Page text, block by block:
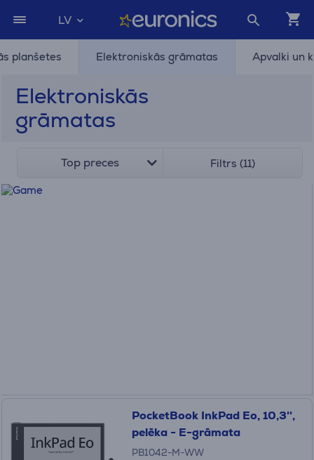
LV
planšetes Elektroniskās grāmatas Apvalki un
Elektroniskās
grāmatas
Top preces Filtrs (11)
PocketBook InkPad Eo, 10,3'',
pelēka - E-grāmata
PB1042-M-WW